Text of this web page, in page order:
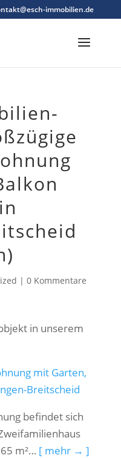
immobilien.de
| 0 Kommentare
in unserem
mit Garten,
Breitscheid
befindet sich
m²… [ mehr → ]